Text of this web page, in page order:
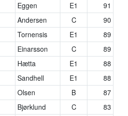
Eggen E1
91
Andersen C
90
Tornensis E1
89
Einarsson C
89
Hætta E1
88
Sandhell E1
88
Olsen B
87
Bjørklund C
83